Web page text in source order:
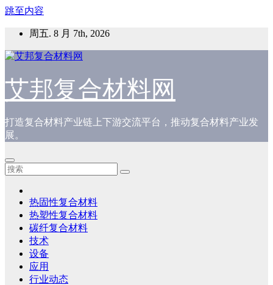
跳至内容
周五. 8 月 7th, 2026
艾邦复合材料网
打造复合材料产业链上下游交流平台，推动复合材料产业发
展。
热固性复合材料
热塑性复合材料
碳纤复合材料
技术
设备
应用
行业动态